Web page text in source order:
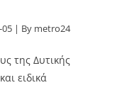
05 By metro24
της Δυτικής
ειδικά